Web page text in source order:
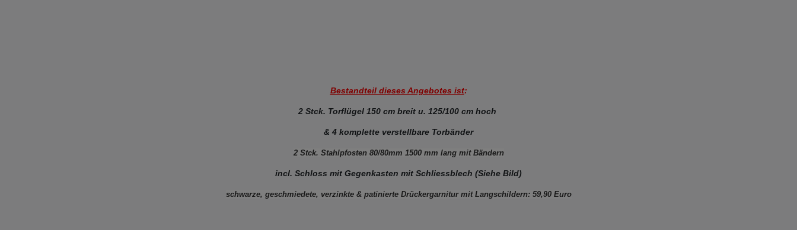
Bestandteil dieses Angebotes ist:
2 Stck. Torflügel 150 cm breit u. 125/100 cm hoch
& 4 komplette verstellbare Torbänder
2 Stck. Stahlpfosten 80/80mm 1500 mm lang mit Bändern
incl. Schloss mit Gegenkasten mit Schliessblech (Siehe Bild)
schwarze, geschmiedete, verzinkte & patinierte Drückergarnitur mit Langschildern: 59,90 Euro